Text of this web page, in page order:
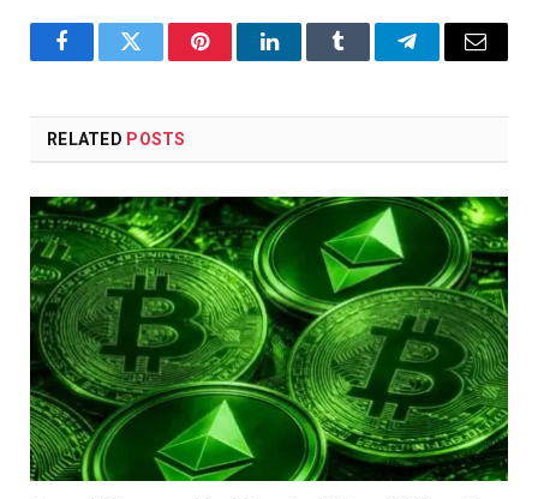
FacebookTwitter PinterestLinkedInTumblr TelegramEmail
RELATED POSTS